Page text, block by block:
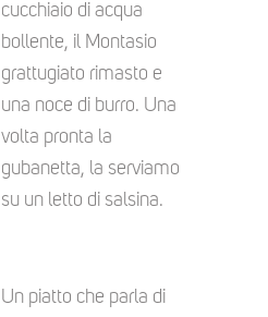
cucchiaio di acqua
bollente, il Montasio
grattugiato rimasto e
una noce di burro. Una
volta pronta la
gubanetta, la serviamo
su un letto di salsina.
Un piatto che parla di